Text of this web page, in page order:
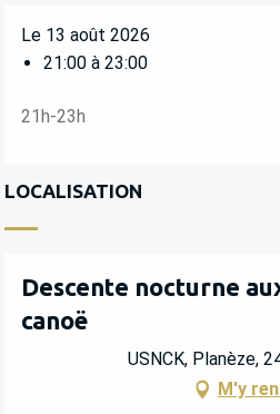
Le 13 août 2026
21:00 à 23:00
21h-23h
LOCALISATION
Descente nocturne
canoë
USNCK, Planèze,
M'y